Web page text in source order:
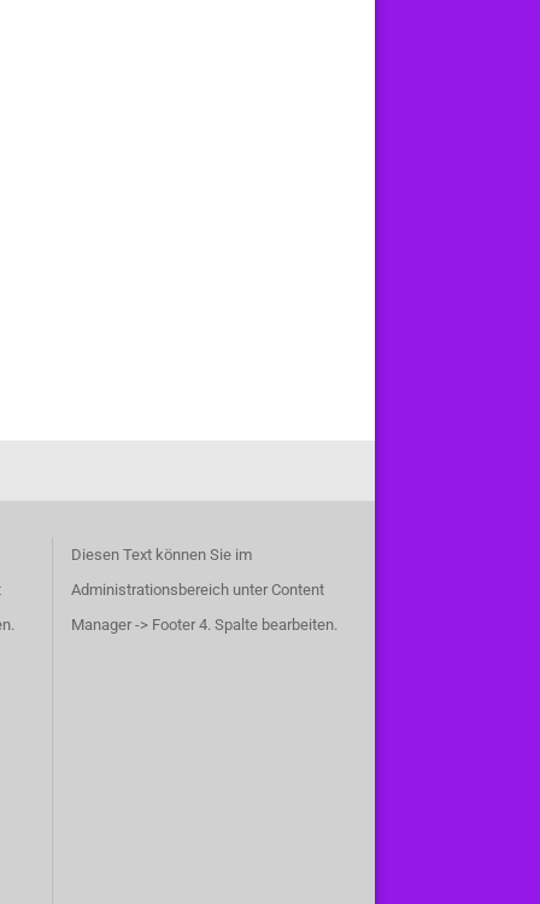
Diesen Text können Sie im
Administrationsbereich unter Content
Manager -> Footer 4. Spalte bearbeiten.